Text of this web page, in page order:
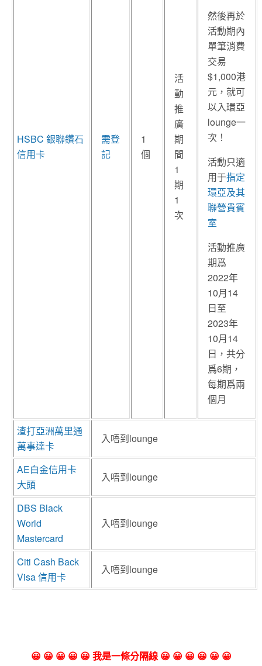
HSBC 銀聯鑽石
信用卡
需登
記
1
個
活
動
推
廣
期
間
1
期
1
次
然後再於
活動期內
單筆消費
交易
$1,000港
元，就可
以入環亞
lounge一
次！
活動只適
用于指定
環亞及其
聯營貴賓
室
活動推廣
期爲
2022年
10月14
日至
2023年
10月14
日，共分
爲6期，
每期爲兩
個月
渣打亞洲萬里通
萬事達卡
入唔到lounge
AE白金信用卡
大頭
入唔到lounge
DBS Black
World
Mastercard
入唔到lounge
Citi Cash Back
Visa 信用卡
入唔到lounge
😀 😀 😀 😀 😀 我是一條分隔線 😀 😀 😀 😀 😀 😀